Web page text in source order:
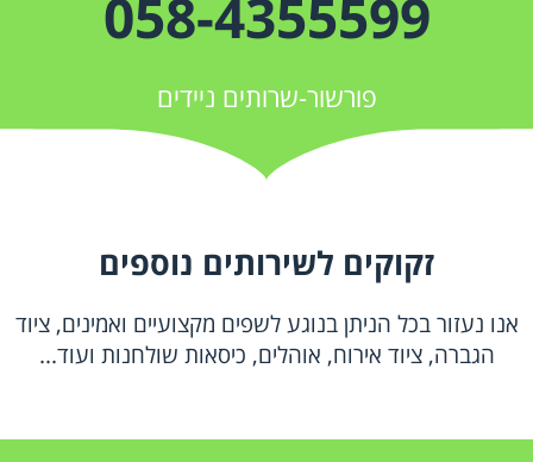
058-4355599
פורשור-שרותים ניידים
זקוקים לשירותים נוספים
אנו נעזור בכל הניתן בנוגע לשפים מקצועיים ואמינים, ציוד
הגברה, ציוד אירוח, אוהלים, כיסאות שולחנות ועוד...